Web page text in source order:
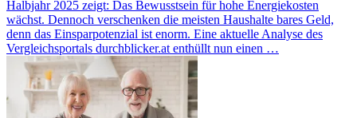
Halbjahr 2025 zeigt: Das Bewusstsein für hohe Energiekosten
wächst. Dennoch verschenken die meisten Haushalte bares Geld,
denn das Einsparpotenzial ist enorm. Eine aktuelle Analyse des
Vergleichsportals durchblicker.at enthüllt nun einen …